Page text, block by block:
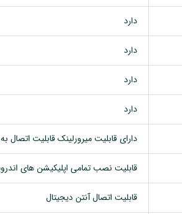
دارد
دارد
دارد
دارد
دارای قابلیت میرورلینک قابلیت اتصال
قابلیت نصب تمامی اپلیکیشن های
قابلیت اتصال آنتن دیجیتال